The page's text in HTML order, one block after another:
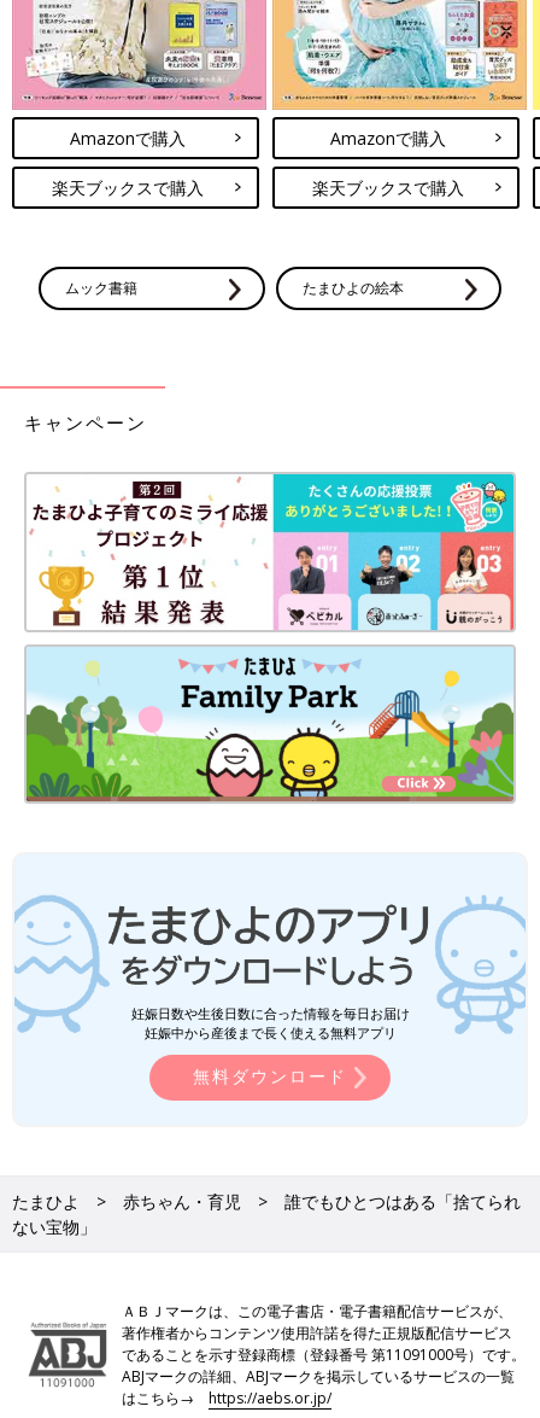
Amazonで購入
楽天ブックスで購入
Amazonで購入
楽天ブックスで購入
ムック書籍 たまひよの絵本
キャンペーン
妊娠日数や生後日数に合った情報を毎日お届け
妊娠中から産後まで長く使える無料アプリ
無料ダウンロード
たまひよ 赤ちゃん・育児
誰でもひとつはある「捨てられ
ない宝物」
ＡＢＪマークは、この電子書店・電子書籍配信サービスが、
著作権者からコンテンツ使用許諾を得た正規版配信サービス
であることを示す登録商標（登録番号 第11091000号）です。
ABJマークの詳細、ABJマークを掲示しているサービスの一覧
はこちら→https://aebs.or.jp/